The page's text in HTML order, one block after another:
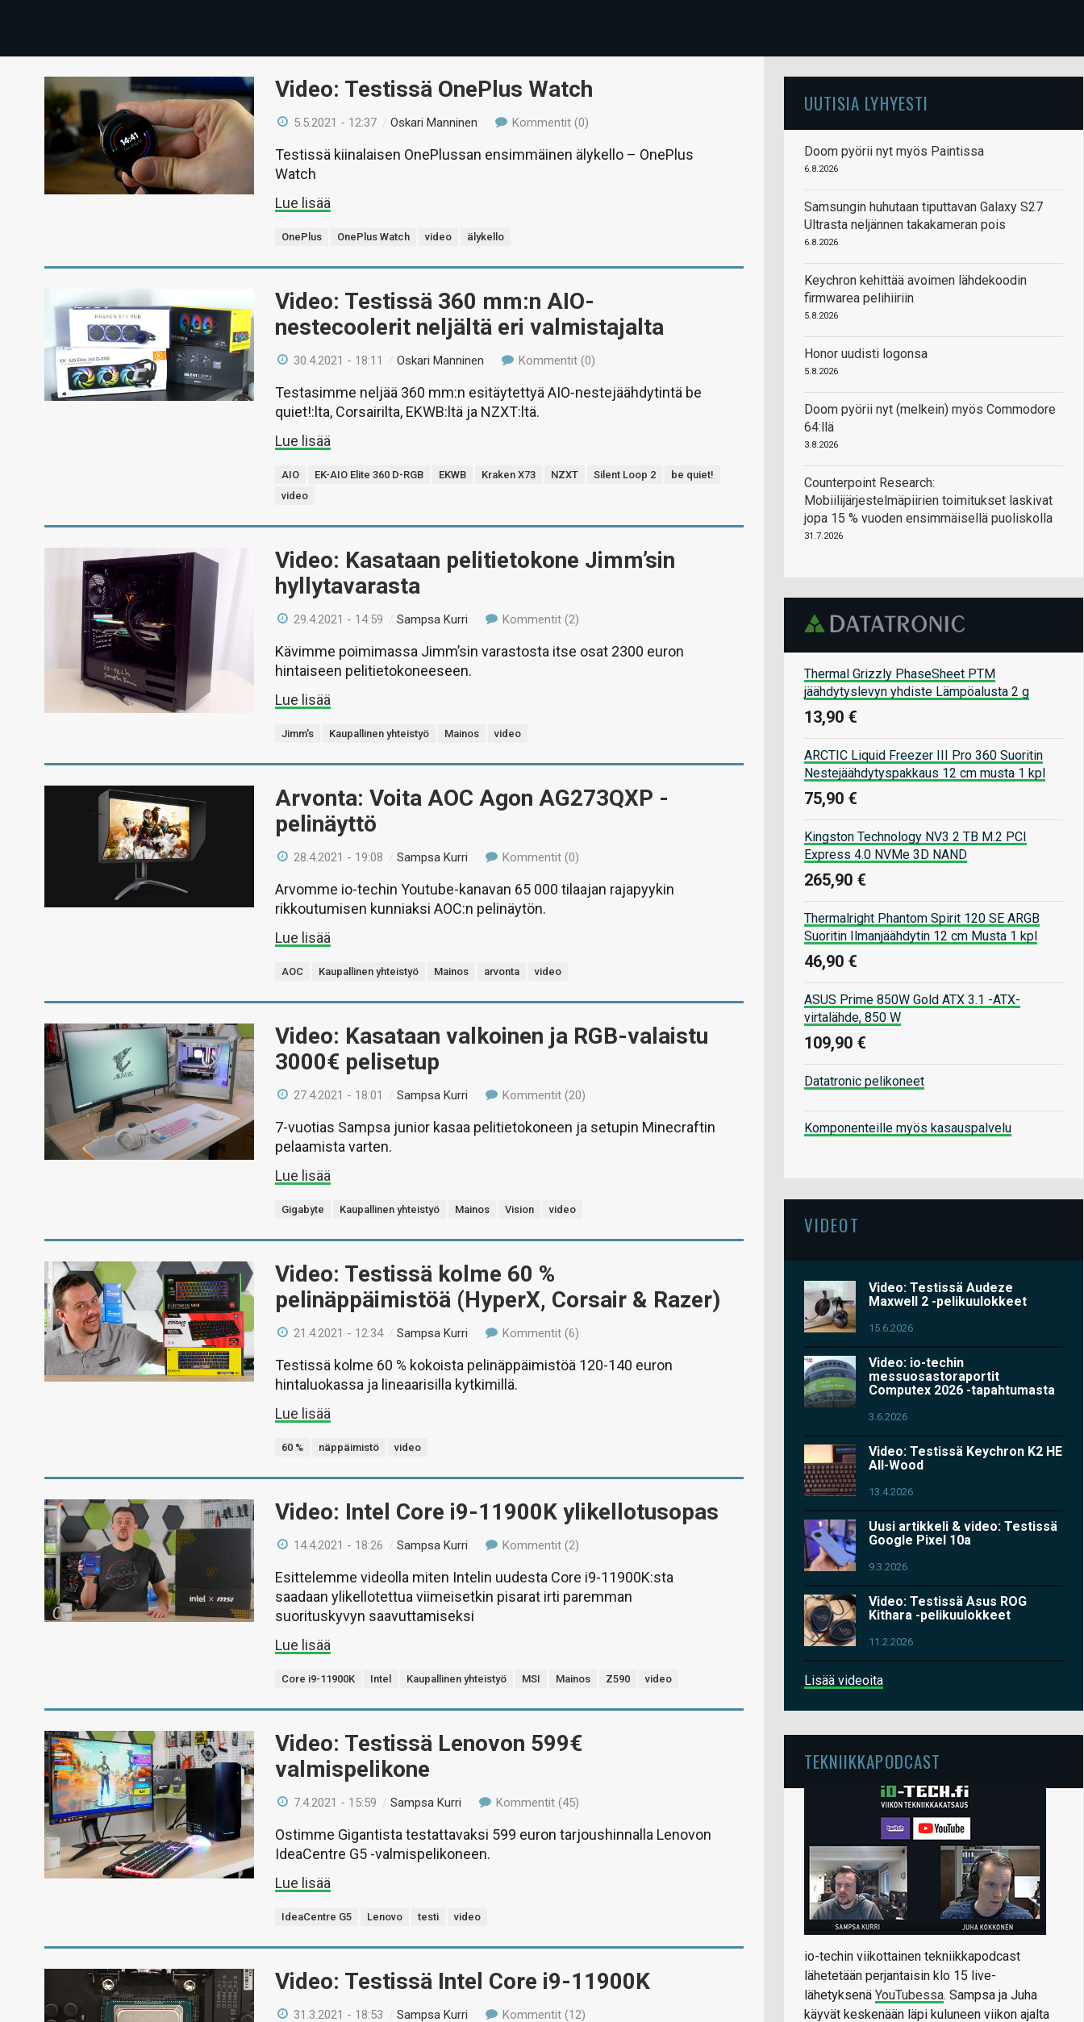
Video: Testissä OnePlus Watch
5.5.2021 - 12:37 /Oskari Manninen Kommentit (0)
Testissä kiinalaisen OnePlussan ensimmäinen älykello – OnePlus
Watch
Lue lisää
OnePlus OnePlus Watch video älykello
Video: Testissä 360 mm:n AIO-
nestecoolerit neljältä eri valmistajalta
30.4.2021 - 18:11 /Oskari Manninen Kommentit (0)
Testasimme neljää 360 mm:n esitäytettyä AIO-nestejäähdytintä be
quiet!:lta, Corsairilta, EKWB:ltä ja NZXT:ltä.
Lue lisää
AIO EK-AIO Elite 360 D-RGB EKWB Kraken X73 NZXT Silent Loop 2
be quiet!
video
Video: Kasataan pelitietokone Jimm’sin
hyllytavarasta
29.4.2021 - 14:59 /Sampsa Kurri Kommentit (2)
Kävimme poimimassa Jimm’sin varastosta itse osat 2300 euron
hintaiseen pelitietokoneeseen.
Lue lisää
Jimm's Kaupallinen yhteistyö Mainos video
Arvonta: Voita AOC Agon AG273QXP -
pelinäyttö
28.4.2021 - 19:08 /Sampsa Kurri Kommentit (0)
Arvomme io-techin Youtube-kanavan 65 000 tilaajan rajapyykin
rikkoutumisen kunniaksi AOC:n pelinäytön.
Lue lisää
AOC Kaupallinen yhteistyö Mainos arvonta video
Video: Kasataan valkoinen ja RGB-valaistu
3000€ pelisetup
27.4.2021 - 18:01 /Sampsa Kurri Kommentit (20)
7-vuotias Sampsa junior kasaa pelitietokoneen ja setupin Minecraftin
pelaamista varten.
Lue lisää
Gigabyte Kaupallinen yhteistyö Mainos Vision video
Video: Testissä kolme 60 %
pelinäppäimistöä (HyperX, Corsair & Razer)
21.4.2021 - 12:34 /Sampsa Kurri Kommentit (6)
Testissä kolme 60 % kokoista pelinäppäimistöä 120-140 euron
hintaluokassa ja lineaarisilla kytkimillä.
Lue lisää
60 % näppäimistö video
Video: Intel Core i9-11900K ylikellotusopas
14.4.2021 - 18:26 /Sampsa Kurri Kommentit (2)
Esittelemme videolla miten Intelin uudesta Core i9-11900K:sta
saadaan ylikellotettua viimeisetkin pisarat irti paremman
suorituskyvyn saavuttamiseksi
Lue lisää
Core i9-11900K Intel Kaupallinen yhteistyö MSI Mainos Z590 video
Video: Testissä Lenovon 599€
valmispelikone
7.4.2021 - 15:59 /Sampsa Kurri Kommentit (45)
Ostimme Gigantista testattavaksi 599 euron tarjoushinnalla Lenovon
IdeaCentre G5 -valmispelikoneen.
Lue lisää
IdeaCentre G5 Lenovo testi video
Video: Testissä Intel Core i9-11900K
31.3.2021 - 18:53 /Sampsa Kurri Kommentit (12)
UUTISIA LYHYESTI
Doom pyörii nyt myös Paintissa
6.8.2026
Samsungin huhutaan tiputtavan Galaxy S27
Ultrasta neljännen takakameran pois
6.8.2026
Keychron kehittää avoimen lähdekoodin
firmwarea pelihiiriin
5.8.2026
Honor uudisti logonsa
5.8.2026
Doom pyörii nyt (melkein) myös Commodore
64:llä
3.8.2026
Counterpoint Research:
Mobiilijärjestelmäpiirien toimitukset laskivat
jopa 15 % vuoden ensimmäisellä puoliskolla
31.7.2026
Thermal Grizzly PhaseSheet PTM
jäähdytyslevyn yhdiste Lämpöalusta 2 g
13,90 €
ARCTIC Liquid Freezer III Pro 360 Suoritin
Nestejäähdytyspakkaus 12 cm musta 1 kpl
75,90 €
Kingston Technology NV3 2 TB M.2 PCI
Express 4.0 NVMe 3D NAND
265,90 €
Thermalright Phantom Spirit 120 SE ARGB
Suoritin Ilmanjäähdytin 12 cm Musta 1 kpl
46,90 €
ASUS Prime 850W Gold ATX 3.1 -ATX-
virtalähde, 850 W
109,90 €
Datatronic pelikoneet
Komponenteille myös kasauspalvelu
VIDEOT
Video: Testissä Audeze
Maxwell 2 -pelikuulokkeet
15.6.2026
Video: io-techin
messuosastoraportit
Computex 2026 -tapahtumasta
3.6.2026
Video: Testissä Keychron K2 HE
All-Wood
13.4.2026
Uusi artikkeli & video: Testissä
Google Pixel 10a
9.3.2026
Video: Testissä Asus ROG
Kithara -pelikuulokkeet
11.2.2026
Lisää videoita
TEKNIIKKAPODCAST
io-techin viikottainen tekniikkapodcast
lähetetään perjantaisin klo 15 live-
lähetyksenä YouTubessa. Sampsa ja Juha
käyvät keskenään läpi kuluneen viikon ajalta